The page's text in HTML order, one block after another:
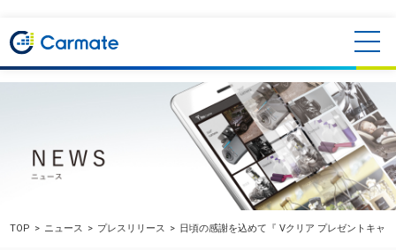
TOP ニュース プレスリリース 日頃の感謝を込めて『 Vクリア プレゼントキャ